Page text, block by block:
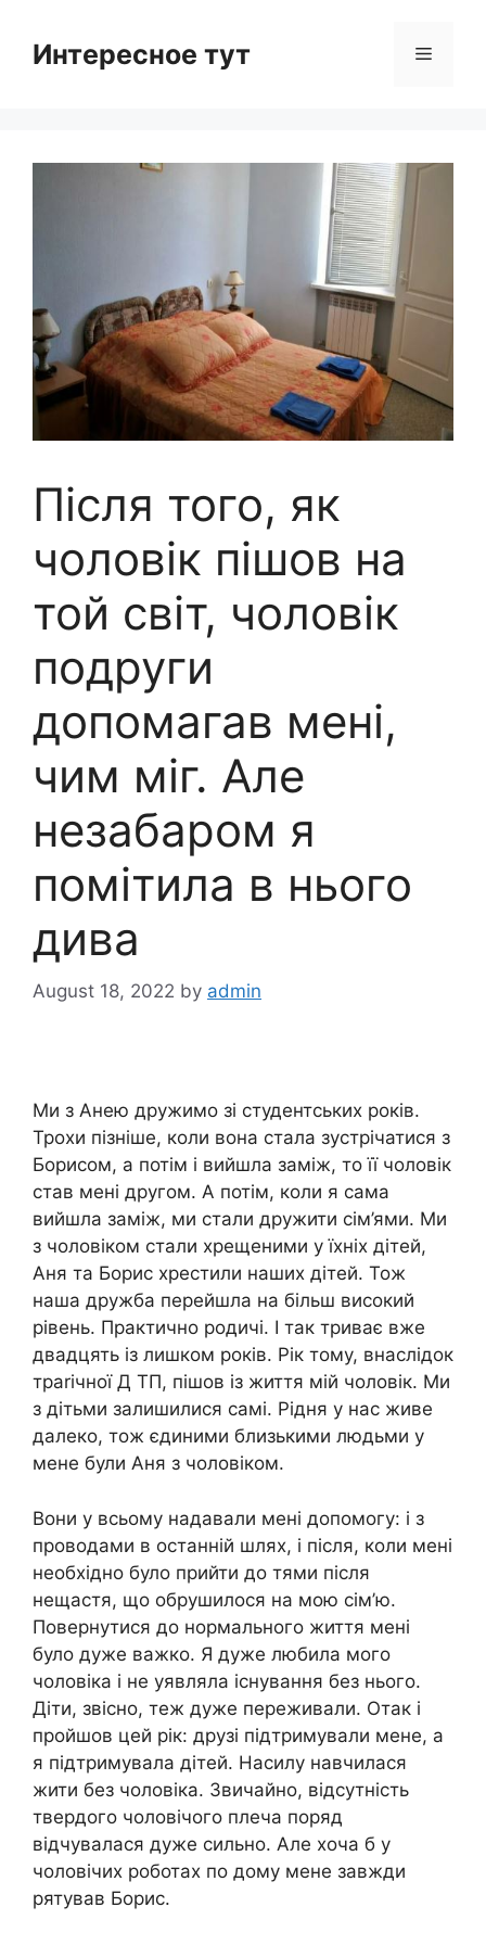
contentИнтересное тут Menu
Після того, як
чоловік пішов на
той світ, чоловік
подруги
допомагав мені,
чим міг. Але
незабаром я
помітила в нього
дива
August 18, 2022 by admin
Ми з Анею дружимо зі студентських років.
Трохи пізніше, коли вона стала зустрічатися з
Борисом, а потім і вийшла заміж, то її чоловік
став мені другом. А потім, коли я сама
вийшла заміж, ми стали дружити сім’ями. Ми
з чоловіком стали хрещеними у їхніх дітей,
Аня та Борис хрестили наших дітей. Тож
наша дружба перейшла на більш високий
рівень. Практично родичі. І так триває вже
двадцять із лишком років. Рік тому, внаслідок
траrічної Д ТП, пішов із життя мій чоловік. Ми
з дітьми залишилися самі. Рідня у нас живе
далеко, тож єдиними близькими людьми у
мене були Аня з чоловіком.
Вони у всьому надавали мені допомогу: і з
проводами в останній шлях, і після, коли мені
необхідно було прийти до тями після
нещастя, що обрушилося на мою сім’ю.
Повернутися до нормального життя мені
було дуже важко. Я дуже любила мого
чоловіка і не уявляла існування без нього.
Діти, звісно, теж дуже переживали. Отак і
пройшов цей рік: друзі підтримували мене, а
я підтримувала дітей. Насилу навчилася
жити без чоловіка. Звичайно, відсутність
твердого чоловічого плеча поряд
відчувалася дуже сильно. Але хоча б у
чоловічих роботах по дому мене завжди
рятував Борис.